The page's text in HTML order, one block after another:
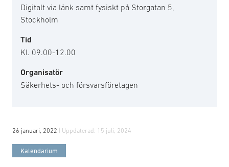
Digitalt via länk samt fysiskt på Storgatan 5,
Stockholm
Tid
Kl. 09.00-12.00
Organisatör
Säkerhets- och försvarsföretagen
26 januari, 2022 | Uppdaterad: 15 juli, 2024
Kalendarium